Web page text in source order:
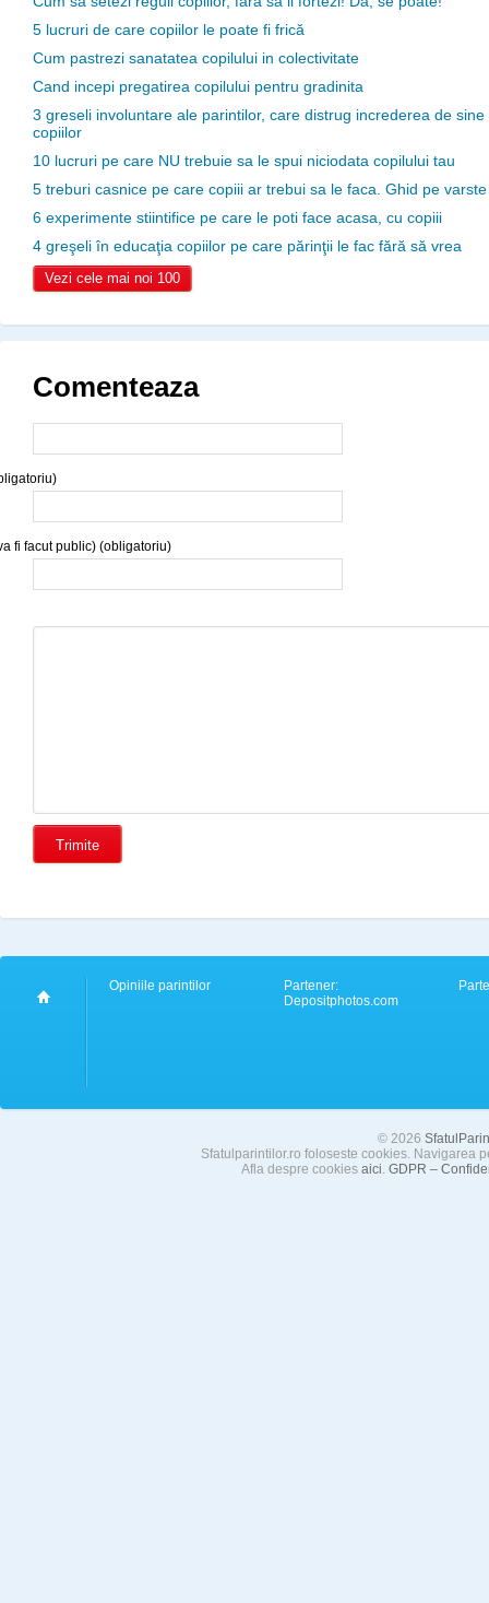
5 lucruri de care copiilor le poate fi frică
Cum pastrezi sanatatea copilului in colectivitate
Cand incepi pregatirea copilului pentru gradinita
3 greseli involuntare ale parintilor, care distrug increderea de sine
copiilor
10 lucruri pe care NU trebuie sa le spui niciodata copilului tau
5 treburi casnice pe care copiii ar trebui sa le faca. Ghid pe varste
6 experimente stiintifice pe care le poti face acasa, cu copiii
4 greşeli în educaţia copiilor pe care părinţii le fac fără să vrea
Vezi cele mai noi 100
Comenteaza
fi facut public) (obligatoriu)
Opiniile parintilor
Partener:
Depositphotos.com
© 2026
Sfatulparintilor.ro foloseste cookies. Navigarea
Afla despre cookies aici. GDPR –